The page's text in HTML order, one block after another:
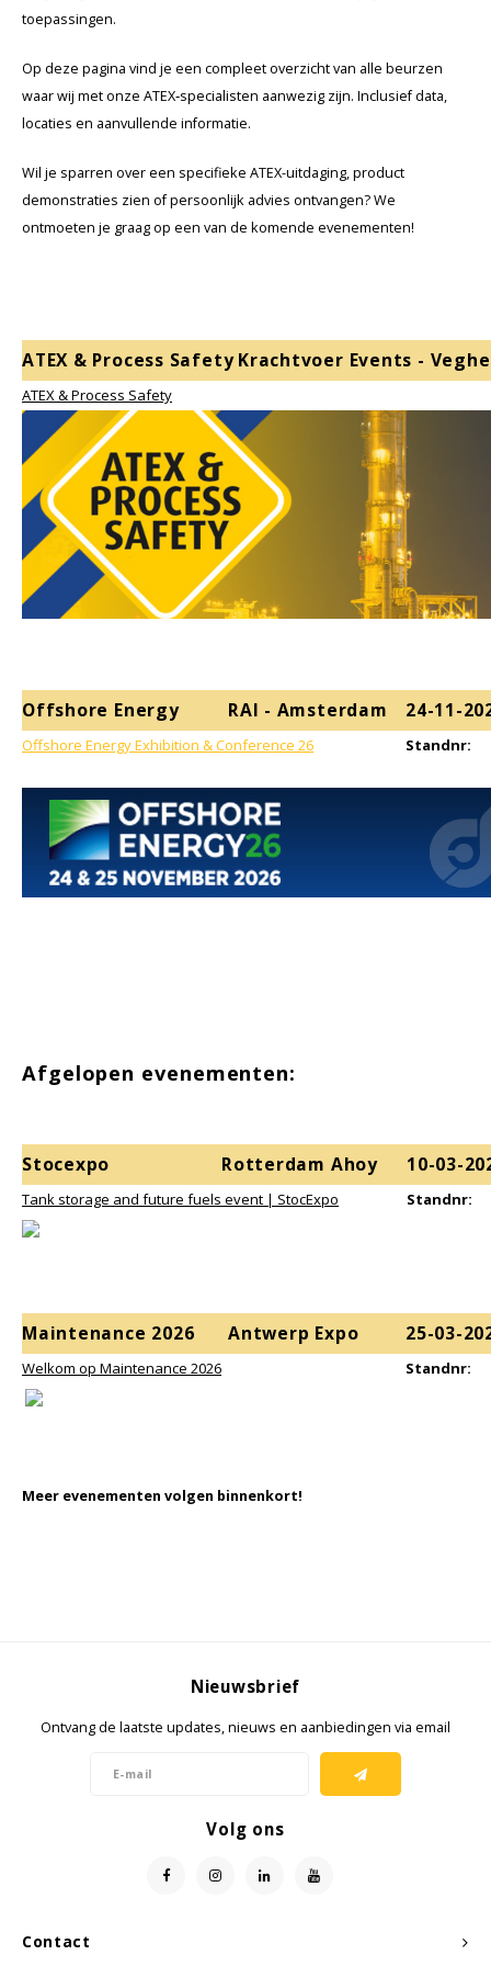
Cygnus
Dell
ECOM Intruments
Fluke
Getac
i.safe MOBILE
Jenson
KSE-lights
Ledlenser
LIND
Panasonic
Pepperl + Fuchs
Sorama
Streamlight
Xshielder
Accessoires & onderdelen
ATEX Werkverlichting
ATEX Fietsverlichting
ATEX Waarschuwingslampen
Accessoires & onderdelen
Batterijen
toepassingen.
Op deze pagina vind je een compleet overzicht van alle beurzen
waar wij met onze ATEX‑specialisten aanwezig zijn. Inclusief data,
locaties en aanvullende informatie.
Wil je sparren over een specifieke ATEX-uitdaging, product
demonstraties zien of persoonlijk advies ontvangen? We
ontmoeten je graag op een van de komende evenementen!
ATEX & Process Safety Krachtvoer Events -
ATEX & Process Safety
Offshore Energy RAI - Amsterdam 24-11-
Offshore Energy Exhibition & Conference 26 Standnr:
Afgelopen evenementen:
Stocexpo Rotterdam Ahoy 10-03-
Tank storage and future fuels event | StocExpo Standnr:
Maintenance 2026 Antwerp Expo 25-03-
Welkom op Maintenance 2026 Standnr:
Meer evenementen volgen binnenkort!
Contact
Nieuwsbrief
Ontvang de laatste updates, nieuws en aanbiedingen via email
Volg ons